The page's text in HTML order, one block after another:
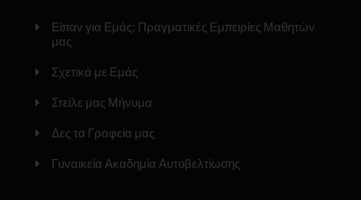
Είπαν για Εμάς: Πραγματικές Εμπειρίες Μαθητών
μας
Σχετικά με Εμάς
Στείλε μας Μήνυμα
Δες τα Γραφεία μας
Γυναικεία Ακαδημία Αυτοβελτίωσης